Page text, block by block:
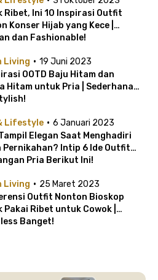
Ribet, Ini 10 Inspirasi Outfit
Konser Hijab yang Kece |
dan Fashionable!
Living · 19 Juni 2023
OOTD Baju Hitam dan
Hitam untuk Pria | Sederhana
Lifestyle · 6 Januari 2023
Elegan Saat Menghadiri
Pernikahan? Intip 6 Ide Outfit
Pria Berikut Ini!
Living · 25 Maret 2023
Outfit Nonton Bioskop
Pakai Ribet untuk Cowok |
Banget!